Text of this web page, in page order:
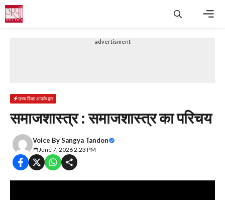
Skip
to
content
advertisment
उच्च शिक्षा आपके द्वार
समाजशास्त्र : समाजशास्त्र का परिचय
Voice BySangya Tandon
June 7, 2026 2:23 PM